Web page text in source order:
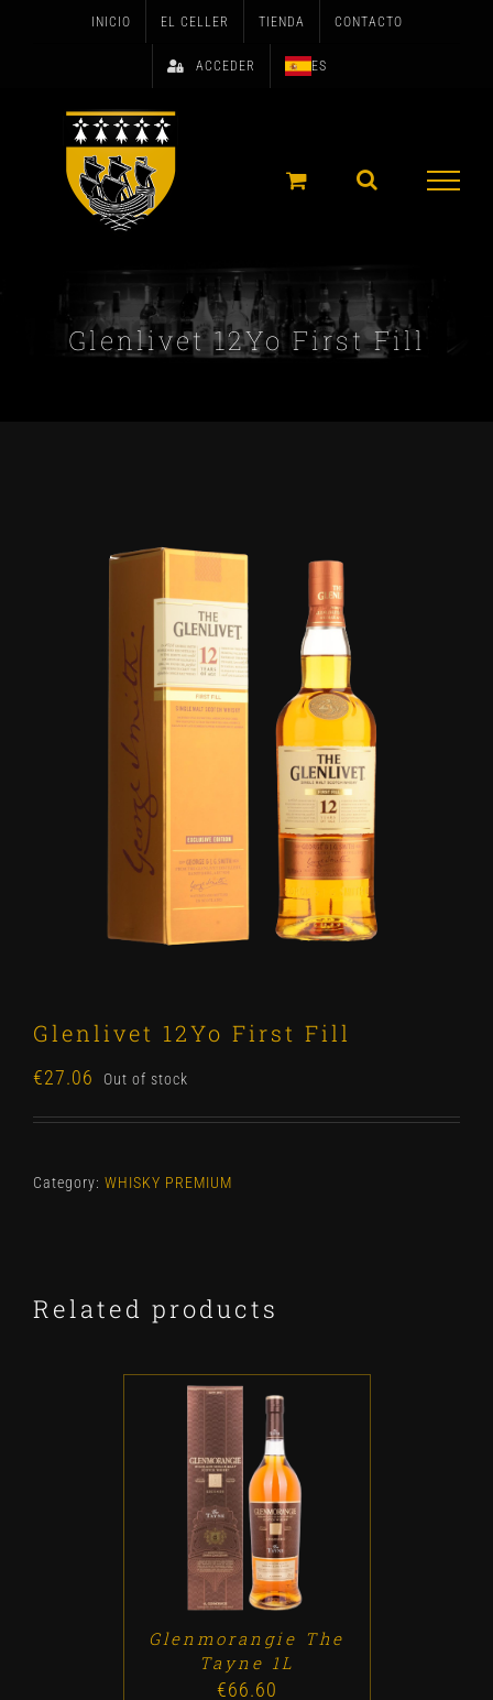
INICIO EL CELLER TIENDA CONTACTO
ACCEDER ES
Glenlivet 12Yo First Fill
Glenlivet 12Yo First Fill
€27.06 Out of stock
Category: WHISKY PREMIUM
Related products
ADD TO CART / DETALLES
Glenmorangie The
Tayne 1L
€66.60